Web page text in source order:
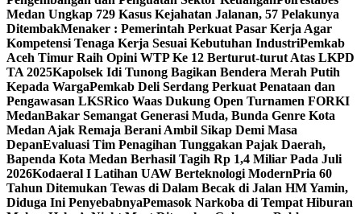
Medan Ungkap 729 Kasus Kejahatan Jalanan, 57 Pelakunya
DitembakMenaker : Pemerintah Perkuat Pasar Kerja Agar
Kompetensi Tenaga Kerja Sesuai Kebutuhan IndustriPemkab
Aceh Timur Raih Opini WTP Ke 12 Berturut-turut Atas LKPD
TA 2025Kapolsek Idi Tunong Bagikan Bendera Merah Putih
Kepada WargaPemkab Deli Serdang Perkuat Penataan dan
Pengawasan LKSRico Waas Dukung Open Turnamen FORKI
MedanBakar Semangat Generasi Muda, Bunda Genre Kota
Medan Ajak Remaja Berani Ambil Sikap Demi Masa
DepanEvaluasi Tim Penagihan Tunggakan Pajak Daerah,
Bapenda Kota Medan Berhasil Tagih Rp 1,4 Miliar Pada Juli
2026Kodaeral I Latihan UAW Berteknologi ModernPria 60
Tahun Ditemukan Tewas di Dalam Becak di Jalan HM Yamin,
Diduga Ini PenyebabnyaPemasok Narkoba di Tempat Hiburan